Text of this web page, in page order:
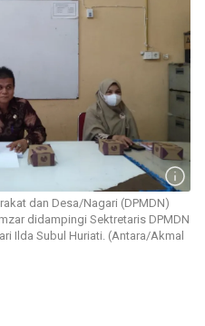
dan Desa/Nagari (DPMDN)
didampingi Sektretaris DPMDN
Ilda Subul Huriati. (Antara/Akmal